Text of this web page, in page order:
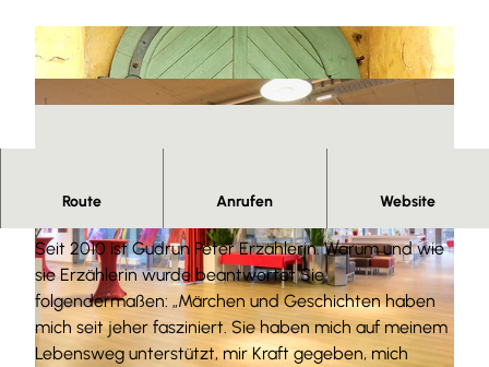
© Gudrun Peter, Picasa
Route Anrufen Website
Gudrun Peter verzaubert Ihre Gäste mit ihrer
Seit 2010 ist Gudrun Peter Erzählerin. Warum und wie
sie Erzählerin wurde beantwortet Sie
folgendermaßen: „Märchen und Geschichten haben
mich seit jeher fasziniert. Sie haben mich auf meinem
Lebensweg unterstützt, mir Kraft gegeben, mich